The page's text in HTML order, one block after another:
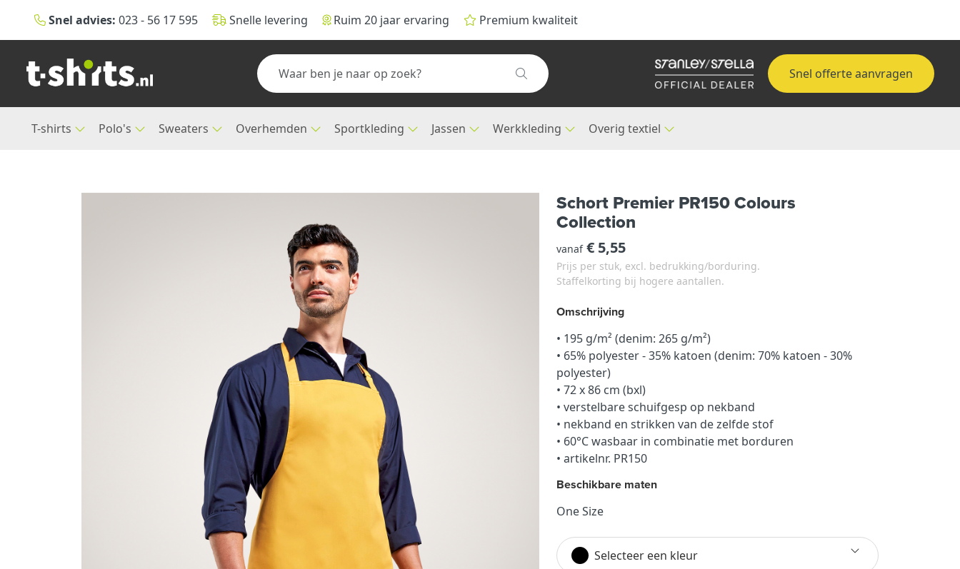
Snel advies: 023 - 56 17 595 Snelle levering Ruim 20 jaar ervaring Premium kwaliteit
Snel offerte aanvragen
T-shirts Polo's Sweaters Overhemden Sportkleding Jassen Werkkleding Overig textiel
Schort Premier PR150 Colours
Collection
vanaf€ 5,55
Prijs per stuk, excl. bedrukking/borduring.
Staffelkorting bij hogere aantallen.
Omschrijving
• 195 g/m² (denim: 265 g/m²)
• 65% polyester - 35% katoen (denim: 70% katoen - 30%
polyester)
• 72 x 86 cm (bxl)
• verstelbare schuifgesp op nekband
• nekband en strikken van de zelfde stof
• 60°C wasbaar in combinatie met borduren
• artikelnr. PR150
Beschikbare maten
One Size
Selecteer een kleur